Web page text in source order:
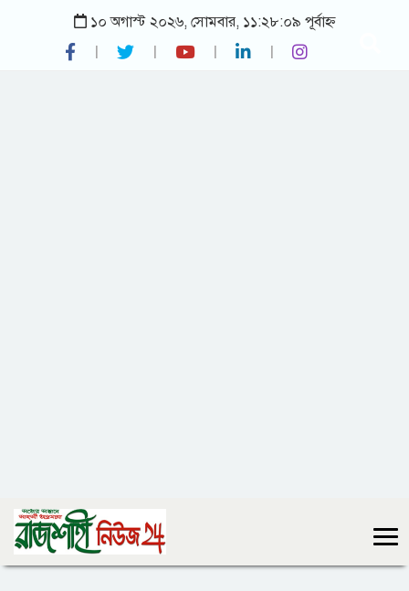
১০ অগাস্ট ২০২৬, সোমবার, ১১:২৮:০৯ পূর্বাহ্ন